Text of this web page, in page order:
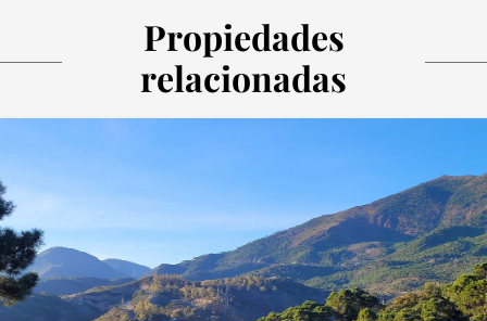
Propiedades
relacionadas